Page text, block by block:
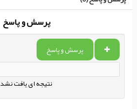
پرسش و پاسخ
پرسش و پاسخ
نتیجه ای یافت نشد